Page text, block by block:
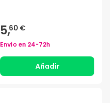
5,60 €
Envío en 24-72h
Añadir